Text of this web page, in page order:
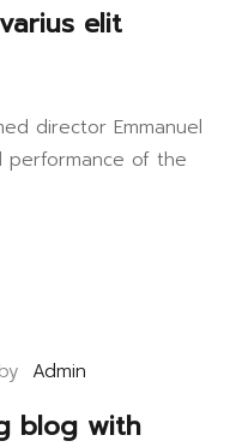
elit
director Emmanuel
performance of the
by Admin
blog with